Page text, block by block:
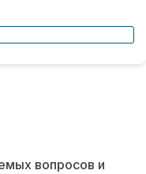
вопросов и